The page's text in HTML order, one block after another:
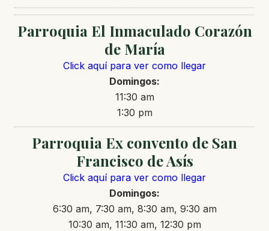
Parroquia El Inmaculado Corazón
de María
Click aquí para ver como llegar
Domingos:
11:30 am
1:30 pm
Parroquia Ex convento de San
Francisco de Asís
Click aquí para ver como llegar
Domingos:
6:30 am, 7:30 am, 8:30 am, 9:30 am
10:30 am, 11:30 am, 12:30 pm